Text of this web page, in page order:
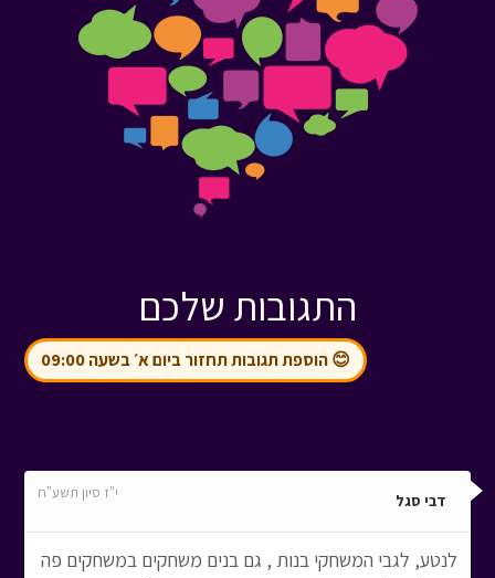
התגובות שלכם
😊 הוספת תגובות תחזור ביום א׳ בשעה 09:00
דבי סגל י"ז סיון תשע"ח
לנטע, לגבי המשחקי בנות , גם בנים משחקים במשחקים פה